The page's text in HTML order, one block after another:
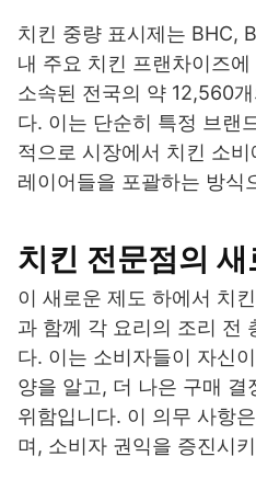
치킨 중량 표시제는 BHC,
내 주요 치킨 프랜차이즈
소속된 전국의 약 12,560
다. 이는 단순히 특정 브랜
적으로 시장에서 치킨 소
레이어들을 포괄하는 방식
치킨 전문점의
이 새로운 제도 하에서 치
과 함께 각 요리의 조리 전
다. 이는 소비자들이 자신
양을 알고, 더 나은 구매 결
위함입니다. 이 의무 사항
며, 소비자 권익을 증진시